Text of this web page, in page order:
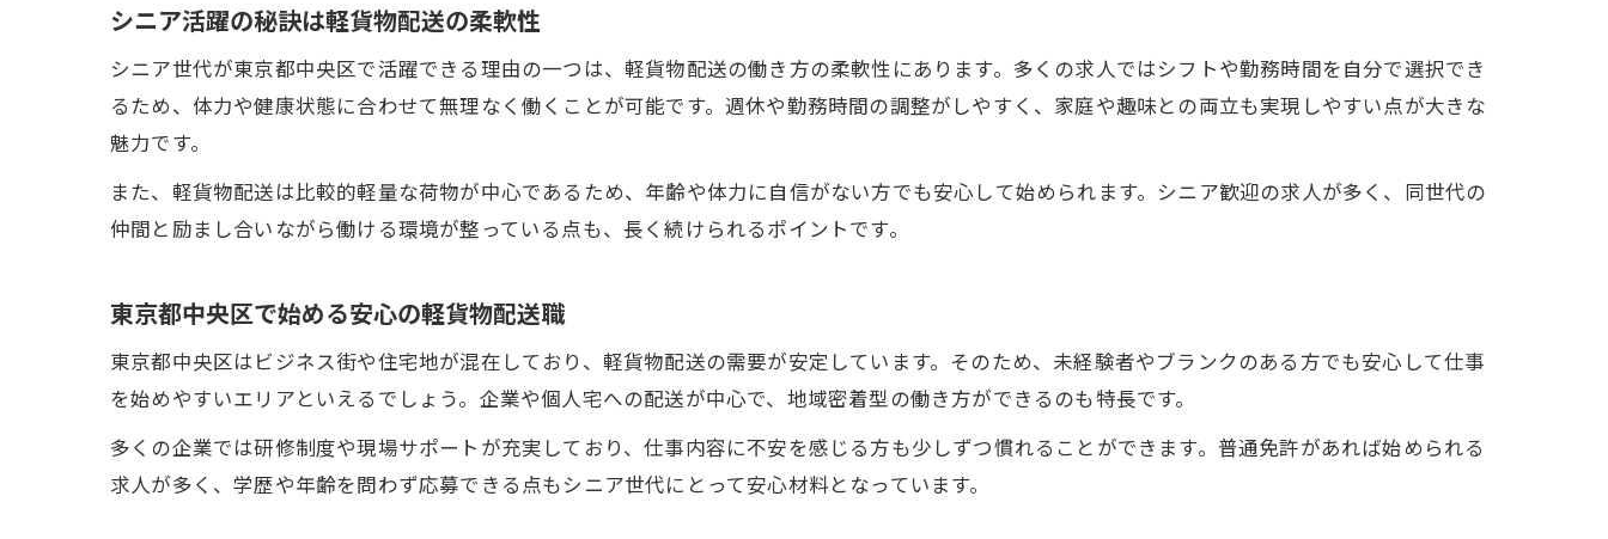
軽貨物配送はシニア世代も即戦力になれる
初めての軽貨物配送でも安心のサポート体制
軽貨物配送なら重労働が苦手なシニアも安心
体力面で不安な方へ軽貨物配送のおすすめ理由
体力に自信がなくても続けやすい配送仕事
軽貨物配送で叶えるシニア世代の柔軟な働き方
柔軟なシフトで叶うシニアの新しい働き方
ライフスタイルに合わせた軽貨物配送の魅力
シニア活躍の秘訣は軽貨物配送の柔軟性
シニア世代が東京都中央区で活躍できる理由の一つは、軽貨物配送の働き方の柔軟性にあります。多くの求人ではシフトや勤務時間を自分で選択でき
るため、体力や健康状態に合わせて無理なく働くことが可能です。週休や勤務時間の調整がしやすく、家庭や趣味との両立も実現しやすい点が大きな
魅力です。
また、軽貨物配送は比較的軽量な荷物が中心であるため、年齢や体力に自信がない方でも安心して始められます。シニア歓迎の求人が多く、同世代の
仲間と励まし合いながら働ける環境が整っている点も、長く続けられるポイントです。
東京都中央区で始める安心の軽貨物配送職
東京都中央区はビジネス街や住宅地が混在しており、軽貨物配送の需要が安定しています。そのため、未経験者やブランクのある方でも安心して仕事
を始めやすいエリアといえるでしょう。企業や個人宅への配送が中心で、地域密着型の働き方ができるのも特長です。
多くの企業では研修制度や現場サポートが充実しており、仕事内容に不安を感じる方も少しずつ慣れることができます。普通免許があれば始められる
求人が多く、学歴や年齢を問わず応募できる点もシニア世代にとって安心材料となっています。